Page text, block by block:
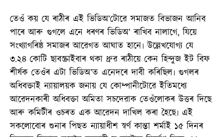
তেওঁ কয় যে ৰাঠীৰ এই ভিডিঅ’টোৱে সমাজত বিভাজন আনিব
পাৰে আৰু গুগলে এনে ধৰণৰ ভিডিঅ’ ৰাখিব নালাগে, যিয়ে
সংখ্যাগৰিষ্ঠ সমাজৰ আৱেগত আঘাত হানে৷ উল্লেখযোগ্য যে
৩.২৪ কোটি ছাবস্ক্ৰাইবাৰ থকা ধ্ৰুৱ ৰাঠীয়ে কেন হিন্দুজ ইট বিফ
শীৰ্ষক তেওঁৰ এটা ভিডিঅ’ত এনেদৰে দাবী কৰিছিল৷ গুগলৰ
অধিবক্তাই ন্যায়ালয়ক জনায় যে কোম্পানীটোৱে ইতিমধ্যে
আৱেদনকাৰী অধিবক্তা অমিতা সচদেৱাক তেওঁলোকৰ উত্তৰ দিছে
আৰু কমিটীৰ ওচৰত এক আৱেদন দাখিল কৰা হৈছে৷ এই
সকলোবোৰ শুনাৰ পিছত ন্যায়াধীশ স্বৰ্ণ কান্তা শৰ্মাই ১৫ দিনৰ